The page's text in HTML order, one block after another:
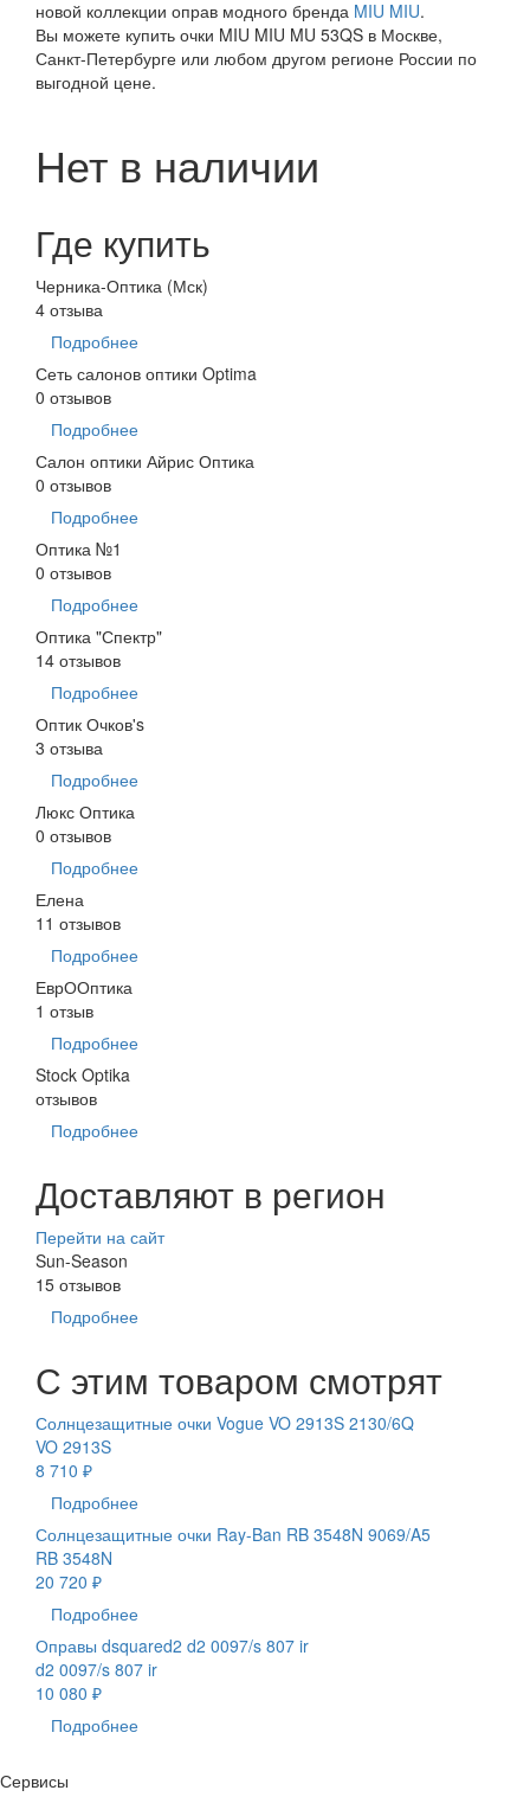
новой коллекции оправ модного бренда MIU MIU.
Вы можете купить очки MIU MIU MU 53QS в Москве,
Санкт-Петербурге или любом другом регионе России по
выгодной цене.
Нет в наличии
Где купить
Черника-Оптика (Мск)
4 отзыва
Подробнее
Сеть салонов оптики Optima
0 отзывов
Подробнее
Салон оптики Айрис Оптика
0 отзывов
Подробнее
Оптика №1
0 отзывов
Подробнее
Оптика "Спектр"
14 отзывов
Подробнее
Оптик Очков's
3 отзыва
Подробнее
Люкс Оптика
0 отзывов
Подробнее
Елена
11 отзывов
Подробнее
ЕврООптика
1 отзыв
Подробнее
Stock Optika
отзывов
Подробнее
Доставляют в регион
Перейти на сайт
Sun-Season
15 отзывов
Подробнее
С этим товаром смотрят
Солнцезащитные очки Vogue VO 2913S 2130/6Q
VO 2913S
8 710 ₽
Подробнее
Солнцезащитные очки Ray-Ban RB 3548N 9069/A5
RB 3548N
20 720 ₽
Подробнее
Оправы dsquared2 d2 0097/s 807 ir
d2 0097/s 807 ir
10 080 ₽
Подробнее
Сервисы